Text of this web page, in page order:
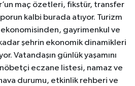
maç özetleri, fikstür, transfer
kalbi burada atıyor. Turizm
ekonomisinden, gayrimenkul ve
şehrin ekonomik dinamikleri
Vatandaşın günlük yaşamını
eczane listesi, namaz ve
durumu, etkinlik rehberi ve